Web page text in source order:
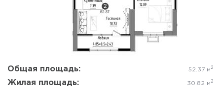
Общая площадь: 52.37 м 2
Жилая площадь: 30.82 м 2
Да, удалить Отмена